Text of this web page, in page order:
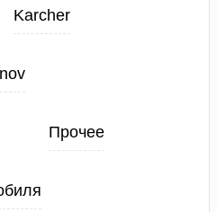
Karcher
Прочее